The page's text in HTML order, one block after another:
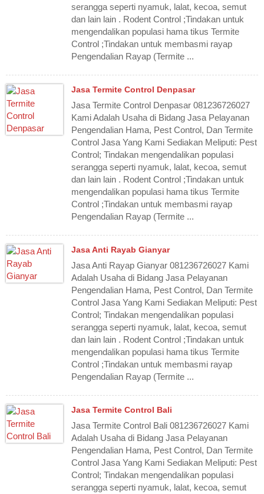
serangga seperti nyamuk, lalat, kecoa, semut
dan lain lain . Rodent Control ;Tindakan untuk
mengendalikan populasi hama tikus Termite
Control ;Tindakan untuk membasmi rayap
Pengendalian Rayap (Termite ...
Jasa Termite Control Denpasar
Jasa Termite Control Denpasar 081236726027
Kami Adalah Usaha di Bidang Jasa Pelayanan
Pengendalian Hama, Pest Control, Dan Termite
Control Jasa Yang Kami Sediakan Meliputi: Pest
Control; Tindakan mengendalikan populasi
serangga seperti nyamuk, lalat, kecoa, semut
dan lain lain . Rodent Control ;Tindakan untuk
mengendalikan populasi hama tikus Termite
Control ;Tindakan untuk membasmi rayap
Pengendalian Rayap (Termite ...
Jasa Anti Rayab Gianyar
Jasa Anti Rayap Gianyar 081236726027 Kami
Adalah Usaha di Bidang Jasa Pelayanan
Pengendalian Hama, Pest Control, Dan Termite
Control Jasa Yang Kami Sediakan Meliputi: Pest
Control; Tindakan mengendalikan populasi
serangga seperti nyamuk, lalat, kecoa, semut
dan lain lain . Rodent Control ;Tindakan untuk
mengendalikan populasi hama tikus Termite
Control ;Tindakan untuk membasmi rayap
Pengendalian Rayap (Termite ...
Jasa Termite Control Bali
Jasa Termite Control Bali 081236726027 Kami
Adalah Usaha di Bidang Jasa Pelayanan
Pengendalian Hama, Pest Control, Dan Termite
Control Jasa Yang Kami Sediakan Meliputi: Pest
Control; Tindakan mengendalikan populasi
serangga seperti nyamuk, lalat, kecoa, semut